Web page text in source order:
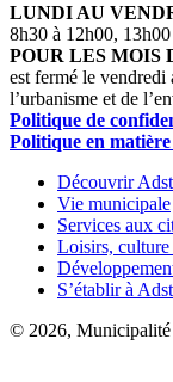
LUNDI AU
8h30 à 12h00,
POUR LES MOIS
est fermé le vendredi
l’urbanisme et de
Politique de
Politique en matière
Découvrir
Vie municipale
Services aux
Loisirs, culture
S’établir à
© 2026,